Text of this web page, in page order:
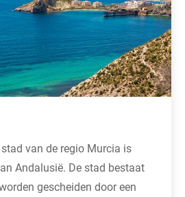
van de regio Murcia is
Andalusië. De stad bestaat
gescheiden door een